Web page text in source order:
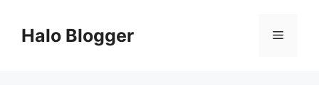
contentHalo Blogger Menu